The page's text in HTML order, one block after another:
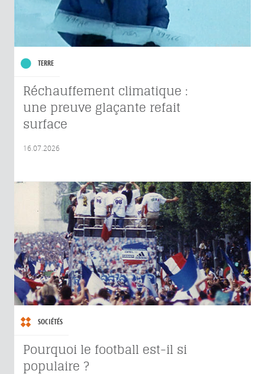
TERRE
Réchauffement climatique :
une preuve glaçante refait
surface
16.07.2026
SOCIÉTÉS
Pourquoi le football est-il si
populaire ?